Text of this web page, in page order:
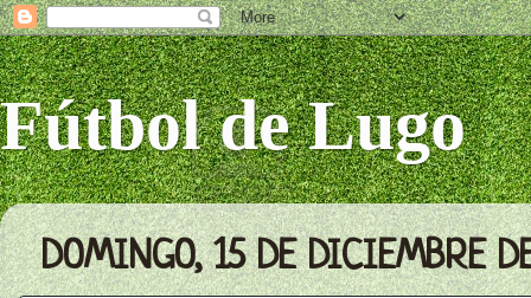
Fútbol de Lugo
DOMINGO, 15 DE DICIEMBRE